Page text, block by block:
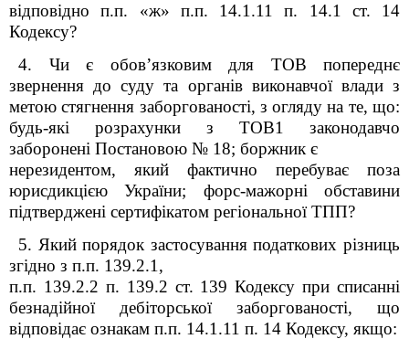
відповідно п.п. «ж» п.п. 14.1.11 п. 14.1 ст. 14
Кодексу?
4. Чи є обов’язковим для ТОВ попереднє
звернення до суду та органів виконавчої влади з
метою стягнення заборгованості, з огляду на те, що:
будь-які розрахунки з ТОВ1 законодавчо
заборонені Постановою № 18; боржник є
нерезидентом, який фактично перебуває поза
юрисдикцією України; форс-мажорні обставини
підтверджені сертифікатом регіональної ТПП?
5. Який порядок застосування податкових різниць
згідно з п.п. 139.2.1,
п.п. 139.2.2 п. 139.2 ст. 139 Кодексу при списанні
безнадійної дебіторської заборгованості, що
відповідає ознакам п.п. 14.1.11 п. 14 Кодексу, якщо: